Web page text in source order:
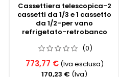
Cassettiera telescopica-2
cassetti da 1/3 e 1 cassetto
da 1/2-per vano
refrigetato-retrobanco
(0)
773,77 € (Iva esclusa)
170,23 € (Iva)